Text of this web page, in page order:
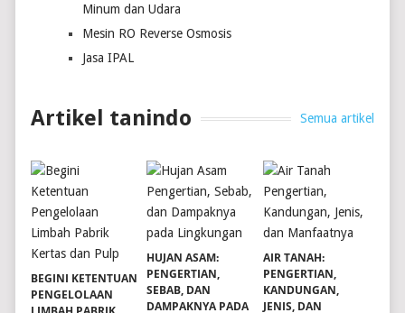
Minum dan Udara
Mesin RO Reverse Osmosis
Jasa IPAL
Artikel tanindo Semua artikel
BEGINI KETENTUAN
PENGELOLAAN
HUJAN ASAM:
PENGERTIAN,
SEBAB, DAN
DAMPAKNYA PADA
AIR TANAH:
PENGERTIAN,
KANDUNGAN,
JENIS, DAN